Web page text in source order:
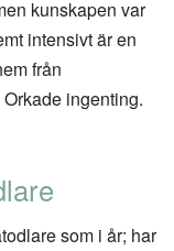
kunskapen var
intensivt är en
från
ingenting.
som i år; har